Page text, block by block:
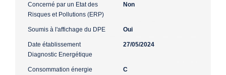
Concerné par un Etat des
Risques et Pollutions (ERP)
Non
Soumis à l'affichage du DPE Oui
Date établissement
Diagnostic Energétique
27/05/2024
Consommation énergie
C